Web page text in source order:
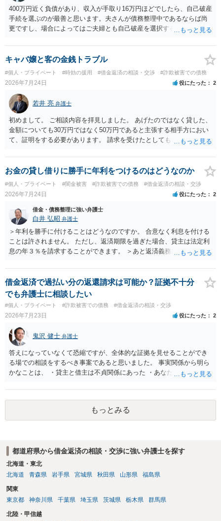
400万円近く負債があり、収入が手取り16万円ほどでしたら、自己破産
手続を選ぶのが最善と思います。夫さんが債務整理中であるならば尚
更ですし、場合によってはご夫婦とも自己破産を選択する方法もある
キャバ嬢と客の金銭トラブル
#個人・プライベート #時効の援用 #借金返済の相談・交渉 #詐欺被害での債務
2026年7月24日 役にたった 2
若井 亮 弁護士
初めまして。 ご相談内容を拝見しました。 あげたのではなく貸した、
金額についても30万円ではなく50万円であると主張する相手方におい
て、証明をする必要があります。 請求を受けたとしても、もらったも
れることになるでしょう。 請求があるまでは、こちらからアクション
を起こす必要はないかと思います。
お金の貸し借りに勝手に年利をつけるのはどうなのか
#個人・プライベート #闇金被害 #詐欺被害での債務 #借金返済の相談・交渉
2026年7月24日 役にたった 2
借金・債務整理に強い弁護士
白井 弘昭 弁護士
＞年利を勝手に付けることはどうなのですか。 合意なく利息を付ける
ことは許されません。 ただし、返済期限を過ぎた場合、貸主は法定利
息の年３％を請求することができます。 ＞あと返済義務はありますか
りたお金は返さなければいけませんし、勝手につけた利息は返済不要
です。 以上、ご参考まで。
借金返済で過払い分の返還請求は可能か？証拠不十分
でも弁護士に相談したい
#個人・プライベート #詐欺被害での債務 #借金返済の相談・交渉
2026年7月23日 役にたった 2
鬼沢 健士 弁護士
答えになっていなくて恐縮ですが、全体的な証拠を見せることができ
る場での相談をするべき事案であると思いました。 事実関係から明ら
かなことは、 ・貸主と借主は不貞関係にあった ・あなたから相手に金
想されるのは、 ・もらったものだ ・貸したかもしれないが、不法原因
給付ではない でしょう。 書かれた情報だけからは、不法原因給付であ
るといえそうなものはありませんでした。 不貞当事者間での貸金だか
らといって不法原因給付になるわけではありません。 あなたが性行為
もっとみる
都道府県から借金返済の相談・交渉に強い弁護士を探す
北海道・東北
北海道
青森県 岩手県 宮城県 秋田県 山形県 福島県
関東
東京都
神奈川県 千葉県 埼玉県 茨城県 栃木県 群馬県
北陸・甲信越